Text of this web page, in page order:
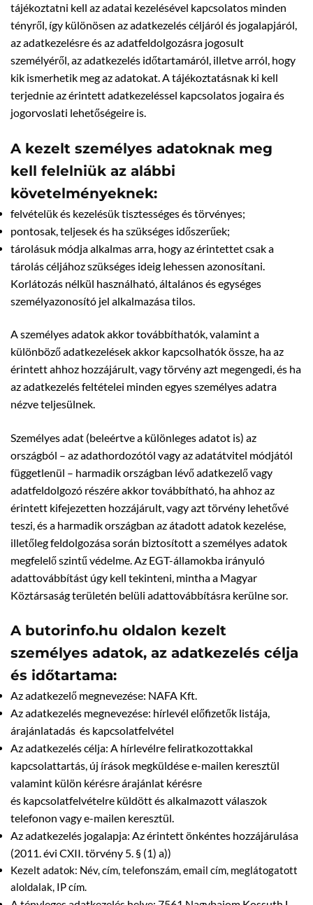
tájékoztatni kell az adatai kezelésével kapcsolatos minden
tényről, így különösen az adatkezelés céljáról és jogalapjáról,
az adatkezelésre és az adatfeldolgozásra jogosult
személyéről, az adatkezelés időtartamáról, illetve arról, hogy
kik ismerhetik meg az adatokat. A tájékoztatásnak ki kell
terjednie az érintett adatkezeléssel kapcsolatos jogaira és
jogorvoslati lehetőségeire is.
A kezelt személyes adatoknak meg
kell felelniük az alábbi
követelményeknek:
felvételük és kezelésük tisztességes és törvényes;
pontosak, teljesek és ha szükséges időszerűek;
tárolásuk módja alkalmas arra, hogy az érintettet csak a
tárolás céljához szükséges ideig lehessen azonosítani.
Korlátozás nélkül használható, általános és egységes
személyazonosító jel alkalmazása tilos.
A személyes adatok akkor továbbíthatók, valamint a
különböző adatkezelések akkor kapcsolhatók össze, ha az
érintett ahhoz hozzájárult, vagy törvény azt megengedi, és ha
az adatkezelés feltételei minden egyes személyes adatra
nézve teljesülnek.
Személyes adat (beleértve a különleges adatot is) az
országból – az adathordozótól vagy az adatátvitel módjától
függetlenül – harmadik országban lévő adatkezelő vagy
adatfeldolgozó részére akkor továbbítható, ha ahhoz az
érintett kifejezetten hozzájárult, vagy azt törvény lehetővé
teszi, és a harmadik országban az átadott adatok kezelése,
illetőleg feldolgozása során biztosított a személyes adatok
megfelelő szintű védelme. Az EGT-államokba irányuló
adattovábbítást úgy kell tekinteni, mintha a Magyar
Köztársaság területén belüli adattovábbításra kerülne sor.
A butorinfo.hu oldalon kezelt
személyes adatok, az adatkezelés célja
és időtartama:
Az adatkezelő megnevezése: NAFA Kft.
Az adatkezelés megnevezése: hírlevél előfizetők listája,
árajánlatadás és kapcsolatfelvétel
Az adatkezelés célja: A hírlevélre feliratkozottakkal
kapcsolattartás, új írások megküldése e-mailen keresztül
valamint külön kérésre árajánlat kérésre
és kapcsolatfelvételre küldött és alkalmazott válaszok
telefonon vagy e-mailen keresztül.
Az adatkezelés jogalapja: Az érintett önkéntes hozzájárulása
(2011. évi CXII. törvény 5. § (1) a))
Kezelt adatok: Név, cím, telefonszám, email cím, meglátogatott
aloldalak, IP cím.